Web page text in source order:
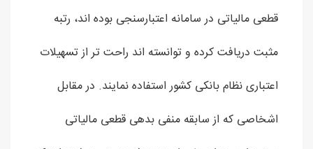
قطعی مالیاتی در سامانه اعتبارسنجی بوده اند، رتبه
مثبت دریافت کرده و توانسته اند راحت تر از تسهیلات
اعتباری نظام بانکی کشور استفاده نمایند. در مقابل
اشخاصی که از سابقه منفی بدهی قطعی مالیاتی